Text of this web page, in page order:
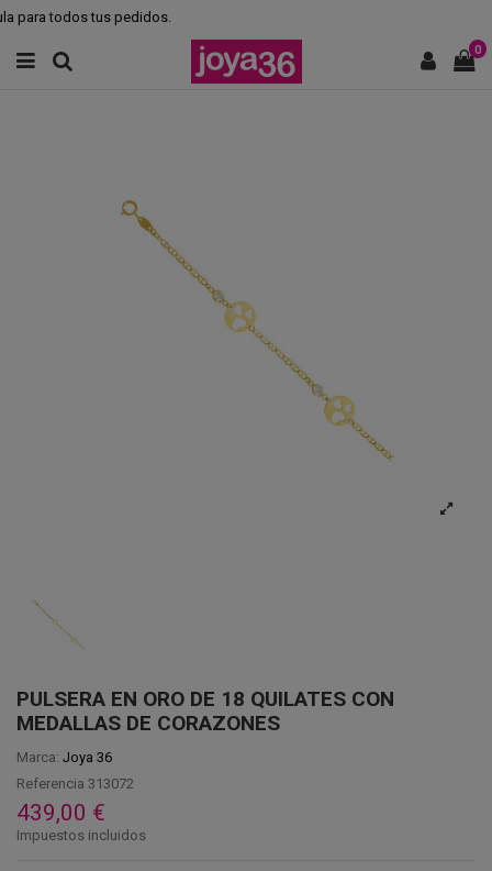
para todos tus pedidos.
0
PULSERA EN ORO DE 18 QUILATES CON
MEDALLAS DE CORAZONES
Marca: Joya 36
Referencia 313072
439,00 €
Impuestos incluidos